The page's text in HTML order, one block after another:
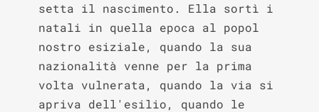
setta il nascimento. Ella sortì i
natali in quella epoca al popol
nostro esiziale, quando la sua
nazionalità venne per la prima
volta vulnerata, quando la via si
apriva dell'esilio, quando le